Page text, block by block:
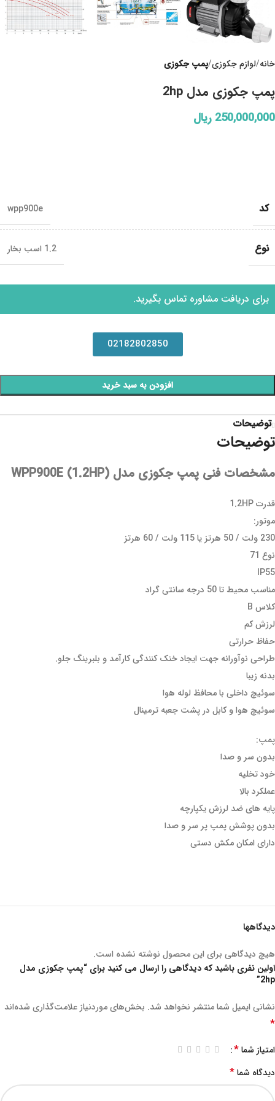
خانه لوازم جکوزی پمپ جکوزی
پمپ جکوزی مدل 2hp
250,000,000 ریال
کد wpp900e
نوع 1.2 اسب بخار
برای دریافت مشاوره تماس بگیرید.
02182802850
افزودن به سبد خرید
توضیحات
توضیحات
مشخصات فنی پمپ جکوزی مدل WPP900E (1.2HP)
قدرت 1.2HP
موتور:
230 ولت / 50 هرتز یا 115 ولت / 60 هرتز
نوع 71
IP55
مناسب محیط تا 50 درجه سانتی گراد
کلاس B
لرزش کم
حفاظ حرارتی
طراحی نوآورانه جهت ایجاد خنک کنندگی کارآمد و بلبرینگ جلو.
بدنه زیبا
سوئیچ داخلی با محافظ لوله هوا
سوئیچ هوا و کابل در پشت جعبه ترمینال
پمپ:
بدون سر و صدا
خود تخلیه
عملکرد بالا
پایه های ضد لرزش یکپارچه
بدون پوشش پمپ پر سر و صدا
دارای امکان مکش دستی
دیدگاهها
هیچ دیدگاهی برای این محصول نوشته نشده است.
اولین نفری باشید که دیدگاهی را ارسال می کنید برای “پمپ جکوزی مدل
2hp”
نشانی ایمیل شما منتشر نخواهد شد. بخش‌های موردنیاز علامت‌گذاری شده‌اند
*
امتیاز شما*
دیدگاه شما*